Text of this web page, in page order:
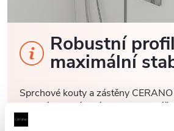
Robustní
maximální
Sprchové kouty a zástěny
odolnými hliníkovými profily o
tloušťce 1,5 cm